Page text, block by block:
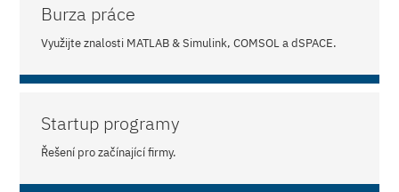
Burza práce
Využijte znalosti MATLAB & Simulink, COMSOL a dSPACE.
Startup programy
Řešení pro začínající firmy.